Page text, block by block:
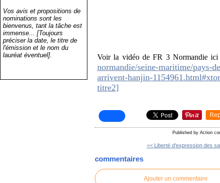
Vos avis et propositions de
nominations sont les
bienvenus, tant la tâche est
immense... [Toujours
préciser la date, le titre de
l'émission et le nom du
lauréat éventuel].
Voir la vidéo de FR 3 Normandie
normandie/seine-maritime/pays-
arrivent-hanjin-
titre2]
Published by Action
<< Liberté d'expression des
commentaires
Ajouter un commentaire